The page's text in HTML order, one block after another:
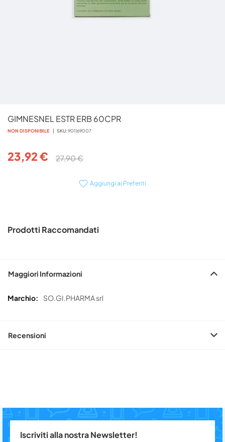
GIMNESNEL ESTR ERB 60CPR
NON DISPONIBILE SKU 901169007
23,92 € 27,90 €
Aggiungi ai Preferiti
all'inizio
della
immagini
Prodotti Raccomandati
Maggiori Informazioni
Maggiori
SO.GI.PHARMA srl
Recensioni
Iscriviti alla nostra Newsletter!